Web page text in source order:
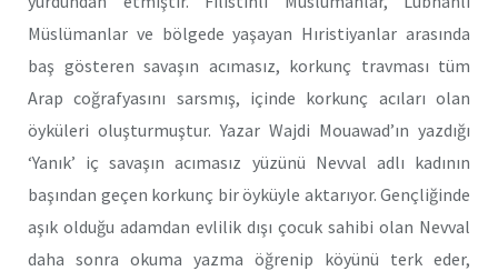
Müslümanlar ve bölgede yaşayan Hıristiyanlar arasında
baş gösteren savaşın acımasız, korkunç travması tüm
Arap coğrafyasını sarsmış, içinde korkunç acıları olan
öyküleri oluşturmuştur. Yazar Wajdi Mouawad’ın yazdığı
‘Yanık’ iç savaşın acımasız yüzünü Nevval adlı kadının
başından geçen korkunç bir öyküyle aktarıyor. Gençliğinde
aşık olduğu adamdan evlilik dışı çocuk sahibi olan Nevval
daha sonra okuma yazma öğrenip köyünü terk eder,